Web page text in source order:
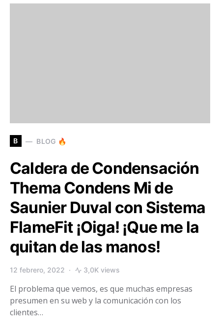
B BLOG 🔥
Caldera de Condensación
Thema Condens Mi de
Saunier Duval con Sistema
FlameFit ¡Oiga! ¡Que me la
quitan de las manos!
12 febrero, 2022 3,0K views
El problema que vemos, es que muchas empresas
presumen en su web y la comunicación con los
clientes…